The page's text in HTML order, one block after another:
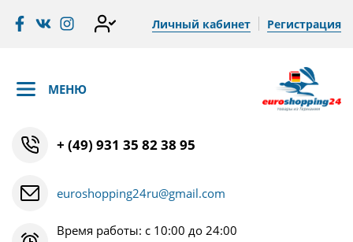
Личный кабинет Регистрация
МЕНЮ
+ (49) 931 35 82 38 95
euroshopping24ru@gmail.com
Время работы: с 10:00 до 24:00